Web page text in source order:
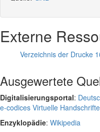
Externe
Verzeichnis der Drucke
Ausgewertete
Digitalisierungsportal:
e-codices Virtuelle
Enzyklopädie: Wikipedia